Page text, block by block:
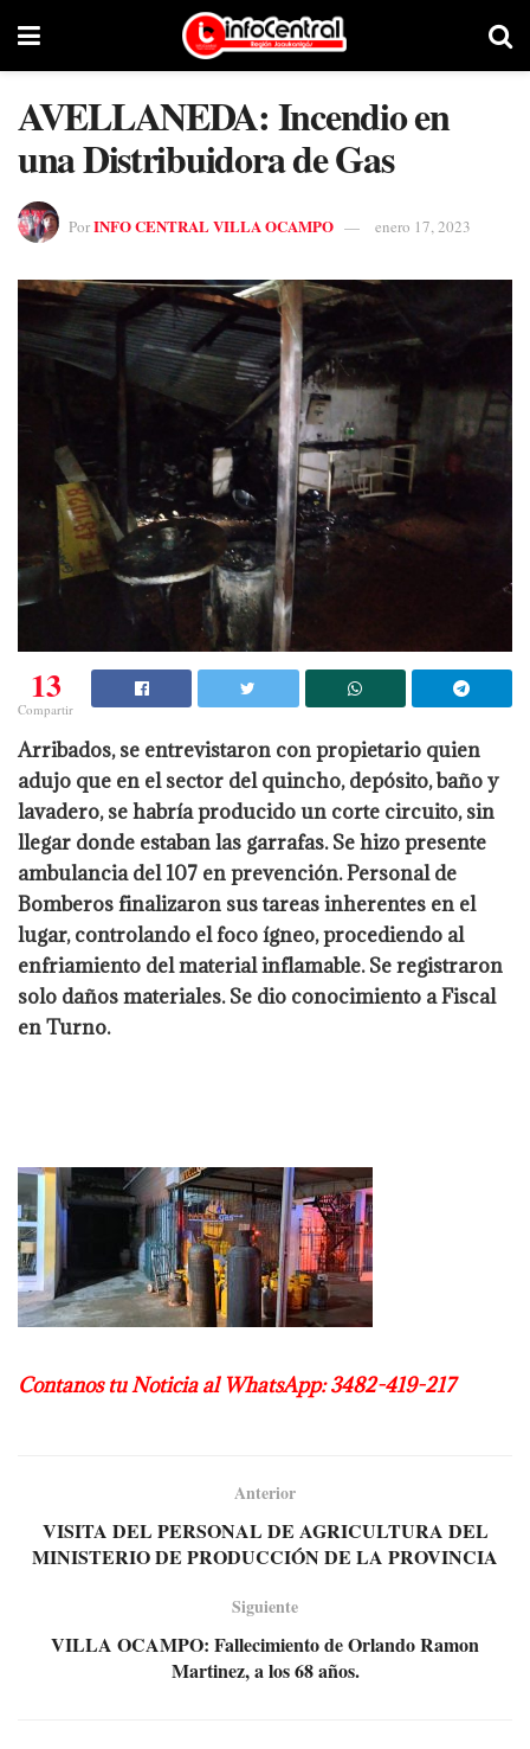
AVELLANEDA: Incendio en
una Distribuidora de Gas
PorINFO CENTRAL VILLA OCAMPO enero 17, 2023
13
Compartir
Arribados, se entrevistaron con propietario quien
adujo que en el sector del quincho, depósito, baño y
lavadero, se habría producido un corte circuito, sin
llegar donde estaban las garrafas. Se hizo presente
ambulancia del 107 en prevención. Personal de
Bomberos finalizaron sus tareas inherentes en el
lugar, controlando el foco ígneo, procediendo al
enfriamiento del material inflamable. Se registraron
solo daños materiales. Se dio conocimiento a Fiscal
en Turno.
Contanos tu Noticia al WhatsApp: 3482-419-217
Anterior
VISITA DEL PERSONAL DE AGRICULTURA DEL
MINISTERIO DE PRODUCCIÓN DE LA PROVINCIA
Siguiente
VILLA OCAMPO: Fallecimiento de Orlando Ramon
Martinez, a los 68 años.